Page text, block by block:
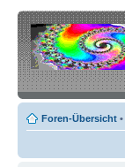
Foren-Übersicht •